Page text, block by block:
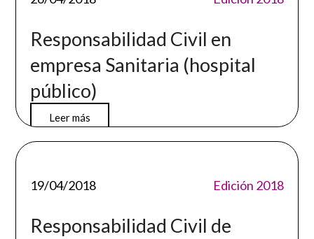
Responsabilidad Civil en
empresa Sanitaria (hospital
público)
Leer más
19/04/2018 Edición 2018
Responsabilidad Civil de